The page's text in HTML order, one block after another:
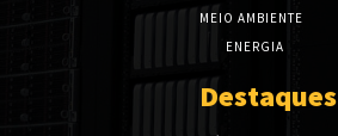
MEIO AMBIENTE
ENERGIA
Destaques